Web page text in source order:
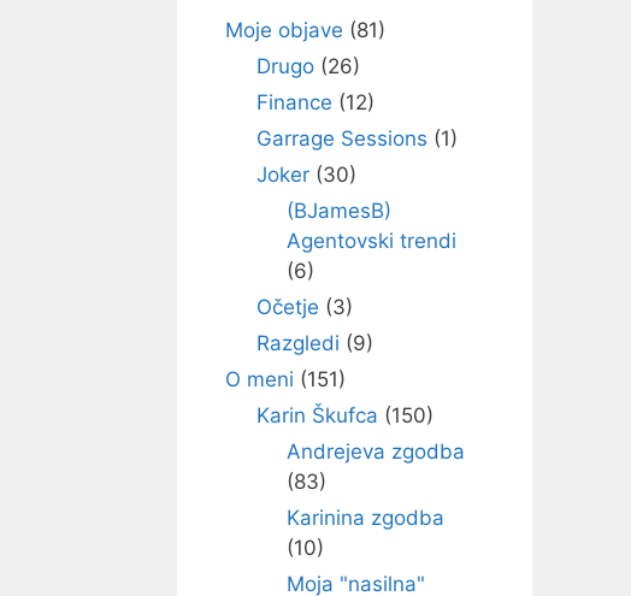
Moje objave (81)
Drugo(26)
Finance (12)
Garrage Sessions (1)
Joker(30)
(BJamesB)
Agentovski trendi
(6)
Očetje (3)
Razgledi (9)
O meni (151)
Karin Škufca (150)
Andrejeva zgodba
(83)
Karinina zgodba
(10)
Moja "nasilna"